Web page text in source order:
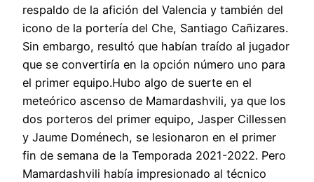
respaldo de la afición del Valencia y también del
icono de la portería del Che, Santiago Cañizares.
Sin embargo, resultó que habían traído al jugador
que se convertiría en la opción número uno para
el primer equipo.Hubo algo de suerte en el
meteórico ascenso de Mamardashvili, ya que los
dos porteros del primer equipo, Jasper Cillessen
y Jaume Doménech, se lesionaron en el primer
fin de semana de la Temporada 2021-2022. Pero
Mamardashvili había impresionado al técnico